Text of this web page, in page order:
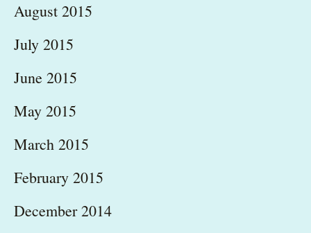
August 2015
July 2015
June 2015
May 2015
March 2015
February 2015
December 2014